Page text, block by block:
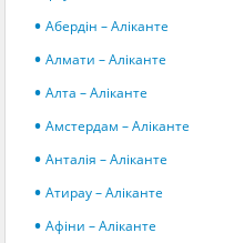
Абердін – Аліканте
Алмати – Аліканте
Алта – Аліканте
Амстердам – Аліканте
Анталія – Аліканте
Атирау – Аліканте
Афіни – Аліканте